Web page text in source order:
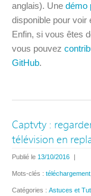
anglais). Une démo
disponible pour voir
Enfin, si vous êtes
vous pouvez
GitHub.
Captvty :
télévision en
Publié le 13/10/2016
Mots-clés : téléchargement
Catégories : Astuces et